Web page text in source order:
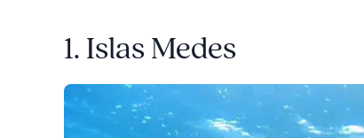
1. Islas Medes